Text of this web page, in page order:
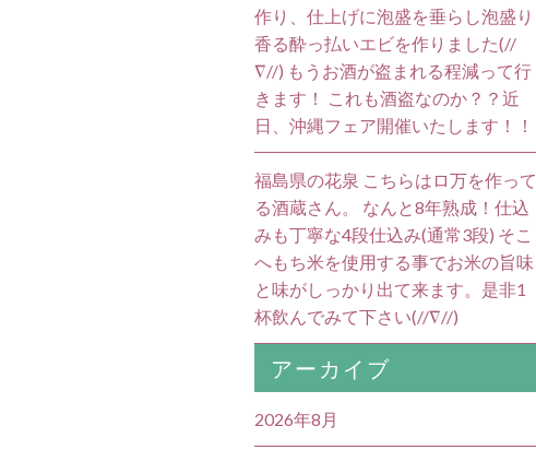
作り、仕上げに泡盛を垂らし泡盛り
香る酔っ払いエビを作りました(//
∇//) もうお酒が盗まれる程減って行
きます！ これも酒盗なのか？？近
日、沖縄フェア開催いたします！！
福島県の花泉 こちらはロ万を作って
る酒蔵さん。 なんと8年熟成！仕込
みも丁寧な4段仕込み(通常3段) そこ
へもち米を使用する事でお米の旨味
と味がしっかり出て来ます。是非1
杯飲んでみて下さい(//∇//)
アーカイブ
2026年8月